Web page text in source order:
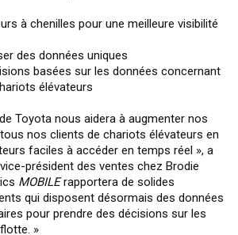
à chenilles pour une meilleure visibilité
des données uniques
basées sur les données concernant
élévateurs
Toyota nous aidera à augmenter nos
nos clients de chariots élévateurs en
faciles à accéder en temps réel », a
président des ventes chez Brodie
MOBILErapportera de solides
qui disposent désormais des données
pour prendre des décisions sur les
»